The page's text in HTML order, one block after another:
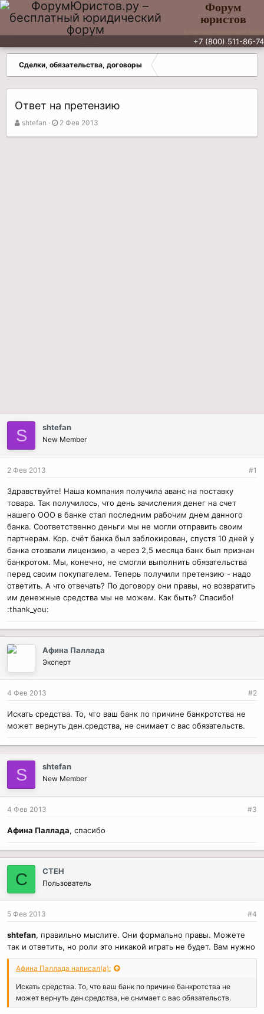
Форум
юристов
+7 (800) 511-86-74
Сделки, обязательства, договоры
Ответ на претензию
А
shtefan
Д
2 Фев 2013
S shtefan
New Member
2 Фев 2013 #1
Здравствуйте! Наша компания получила аванс на поставку
товара. Так получилось, что день зачисления денег на счет
нашего ООО в банке стал последним рабочим днем данного
банка. Соответственно деньги мы не могли отправить своим
партнерам. Кор. счёт банка был заблокирован, спустя 10 дней у
банка отозвали лицензию, а через 2,5 месяца банк был признан
банкротом. Мы, конечно, не смогли выполнить обязательства
перед своим покупателем. Теперь получили претензию - надо
ответить. А что отвечать? По договору они правы, но возвратить
им денежные средства мы не можем. Как быть? Спасибо!
:thank_you:
Афина Паллада
Эксперт
4 Фев 2013 #2
Искать средства. То, что ваш банк по причине банкротства не
может вернуть ден.средства, не снимает с вас обязательств.
S shtefan
New Member
4 Фев 2013 #3
Афина Паллада, спасибо
C CTEH
Пользователь
5 Фев 2013 #4
shtefan, правильно мыслите. Они формально правы. Можете
так и ответить, но роли это никакой играть не будет. Вам нужно
Афина Паллада написал(а):
Искать средства. То, что ваш банк по причине банкротства не
может вернуть ден.средства, не снимает с вас обязательств.